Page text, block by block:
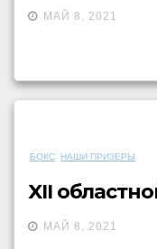
МАЙ 8, 2021
БОКС НАШИ ПРИЗЕРЫ
XII
МАЙ 8, 2021